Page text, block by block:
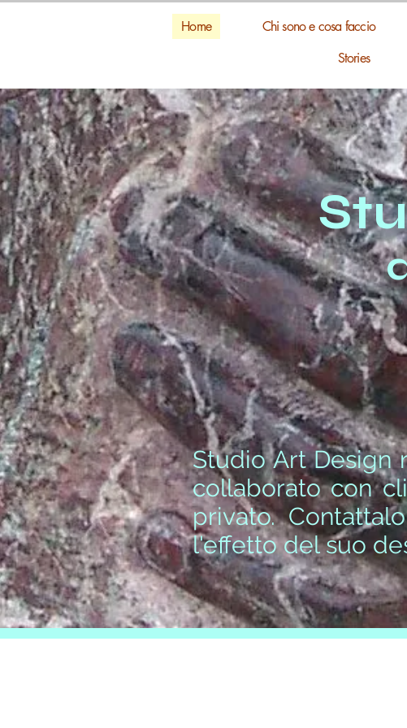
Home Chi sono e cosa faccio
Stories
Studio Art Design
collaborato con
privato.
l'effetto del suo